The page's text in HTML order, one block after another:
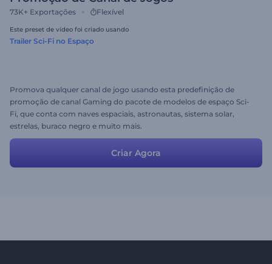
73K+ Exportações Flexível
Este preset de vídeo foi criado usando
Trailer Sci-Fi no Espaço
Promova qualquer canal de jogo usando esta predefinição de
promoção de canal Gaming do pacote de modelos de espaço Sci-
Fi, que conta com naves espaciais, astronautas, sistema solar,
estrelas, buraco negro e muito mais.
Criar Agora